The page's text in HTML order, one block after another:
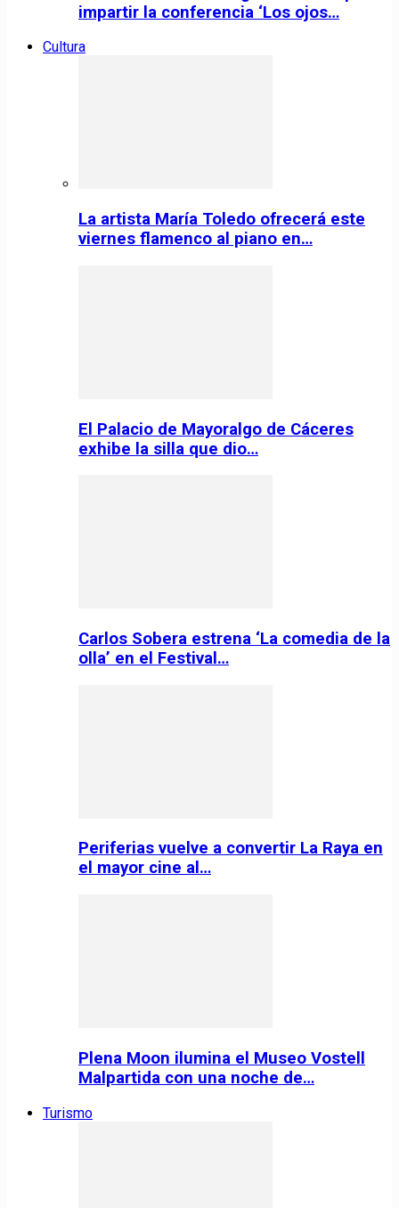
impartir la conferencia ‘Los ojos…
Cultura
La artista María Toledo ofrecerá este
viernes flamenco al piano en…
El Palacio de Mayoralgo de Cáceres
exhibe la silla que dio…
Carlos Sobera estrena ‘La comedia de la
olla’ en el Festival…
Periferias vuelve a convertir La Raya en
el mayor cine al…
Plena Moon ilumina el Museo Vostell
Malpartida con una noche de…
Turismo